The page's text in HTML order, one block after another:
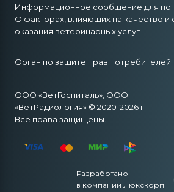
Информационное сообщение для
О факторах, влияющих на качество и
оказания ветеринарных услуг
Орган по защите прав потребителей
ООО «ВетГоспиталь», ООО
«ВетРадиология» © 2020-2026 г.
Все права защищены.
Разработано
в компании Люкскорп